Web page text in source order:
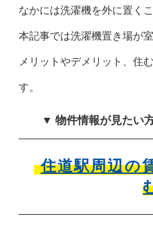
なかには洗濯機を外に置く
本記事では洗濯機置き場が
メリットやデメリット、住
す。
▼ 物件情報が見たい
住道駅周辺の